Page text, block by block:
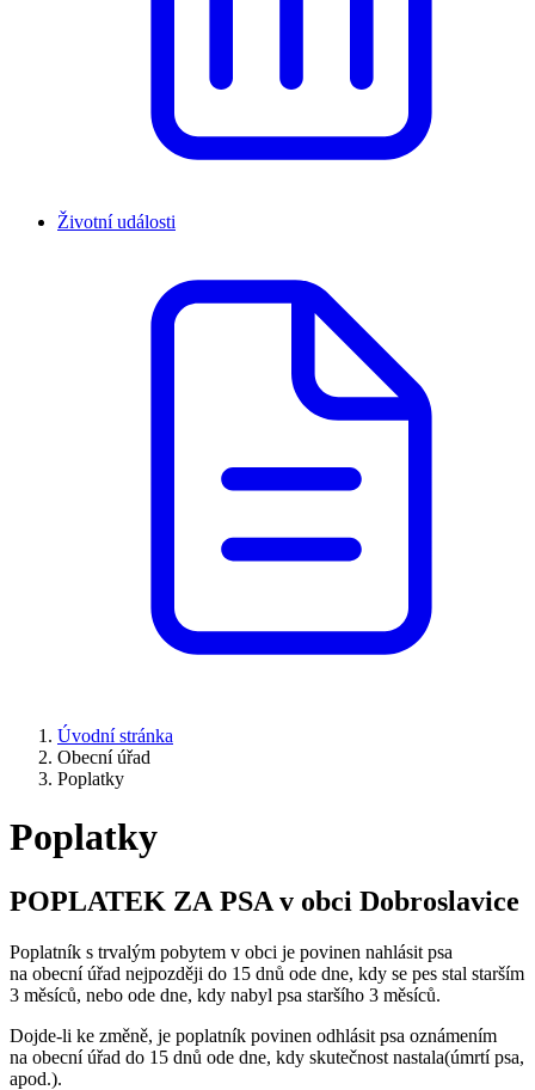
Životní události
Úvodní stránka
Obecní úřad
Poplatky
Poplatky
POPLATEK ZA PSA v obci Dobroslavice
Poplatník s trvalým pobytem v obci je povinen nahlásit psa
na obecní úřad nejpozději do 15 dnů ode dne, kdy se pes stal starším
3 měsíců, nebo ode dne, kdy nabyl psa staršího 3 měsíců.
Dojde-li ke změně, je poplatník povinen odhlásit psa oznámením
na obecní úřad do 15 dnů ode dne, kdy skutečnost nastala(úmrtí psa,
apod.).